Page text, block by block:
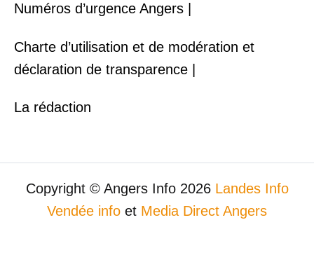
Numéros d’urgence Angers |
Charte d’utilisation et de modération et
déclaration de transparence |
La rédaction
Copyright © Angers Info 2026 Landes Info
Vendée info et Media Direct Angers